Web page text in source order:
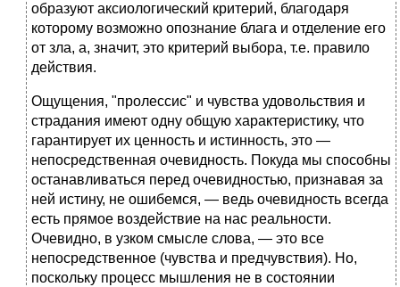
образуют аксиологический критерий, благодаря
которому возможно опознание блага и отделение его
от зла, а, значит, это критерий выбора, т.е. правило
действия.
Ощущения, "пролессис" и чувства удовольствия и
страдания имеют одну общую характеристику, что
гарантирует их ценность и истинность, это —
непосредственная очевидность. Покуда мы способны
останавливаться перед очевидностью, признавая за
ней истину, не ошибемся, — ведь очевидность всегда
есть прямое воздействие на нас реальности.
Очевидно, в узком смысле слова, — это все
непосредственное (чувства и предчувствия). Но,
поскольку процесс мышления не в состоянии